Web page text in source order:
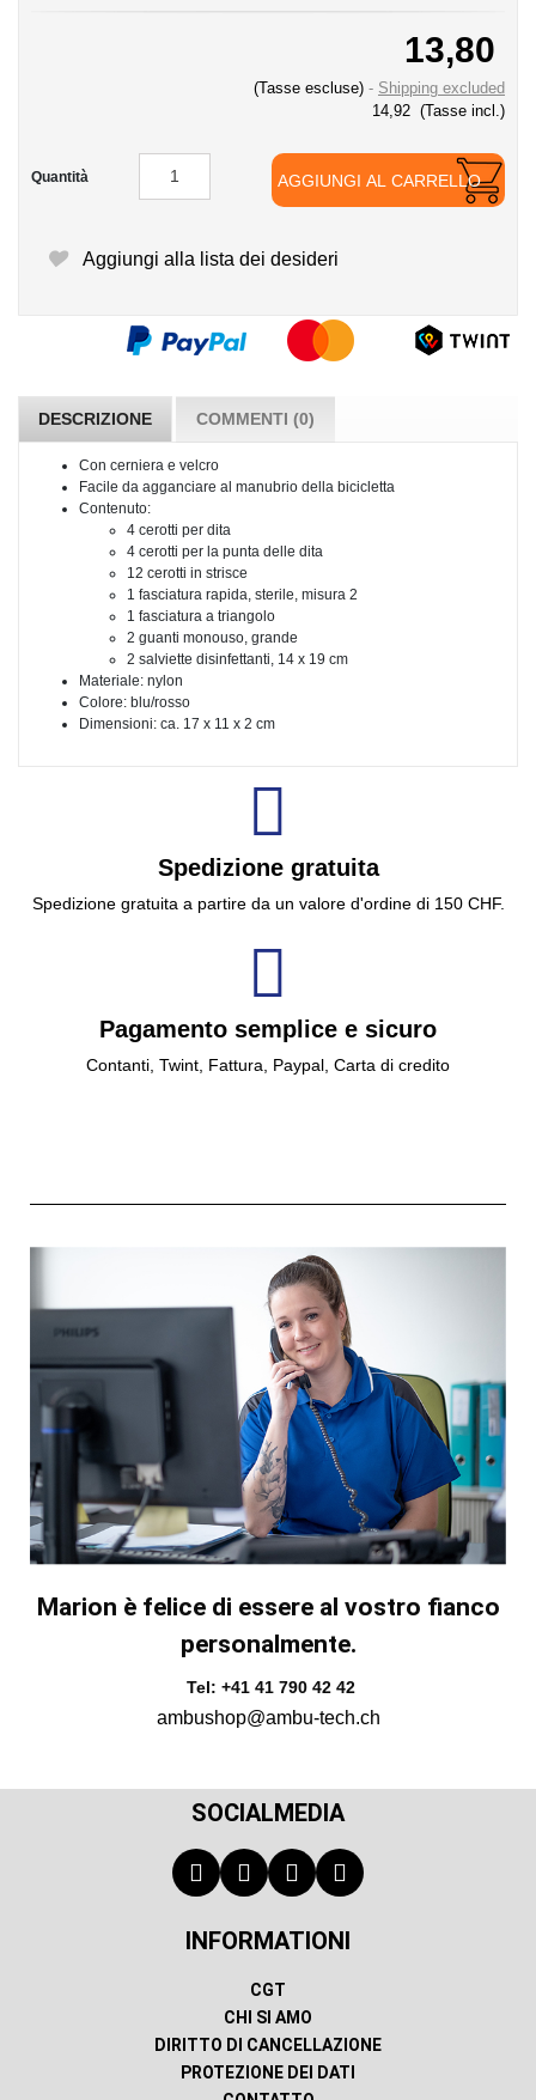
13,80
(Tasse escluse)
Shipping excluded
14,92 (Tasse incl.)
Quantità AGGIUNGI AL CARRELLO
Aggiungi alla lista dei desideri
DESCRIZIONE COMMENTI (0)
Con cerniera e velcro
Facile da agganciare al manubrio della bicicletta
Contenuto:
4 cerotti per dita
4 cerotti per la punta delle dita
12 cerotti in strisce
1 fasciatura rapida, sterile, misura 2
1 fasciatura a triangolo
2 guanti monouso, grande
2 salviette disinfettanti, 14 x 19 cm
Materiale: nylon
Colore: blu/rosso
Dimensioni: ca. 17 x 11 x 2 cm
Spedizione gratuita
Spedizione gratuita a partire da un valore d'ordine di 150 CHF.
Pagamento semplice e sicuro
Contanti, Twint, Fattura, Paypal, Carta di credito
Marion è felice di essere al vostro fianco
personalmente.
Tel: +41 41 790 42 42
ambushop@ambu-tech.ch
SOCIALMEDIA
INFORMATIONI
CGT
CHI SI AMO
DIRITTO DI CANCELLAZIONE
PROTEZIONE DEI DATI